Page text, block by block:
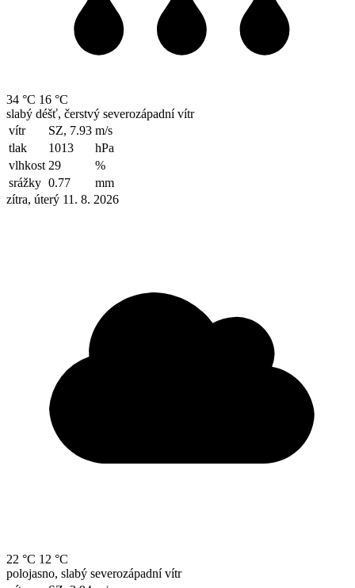
34 °C 16 °C
slabý déšť, čerstvý severozápadní vítr
vítr
SZ, 7.93 m/s
tlak
1013
hPa
vlhkost 29
%
srážky 0.77
mm
zítra, úterý 11. 8. 2026
22 °C 12 °C
polojasno, slabý severozápadní vítr